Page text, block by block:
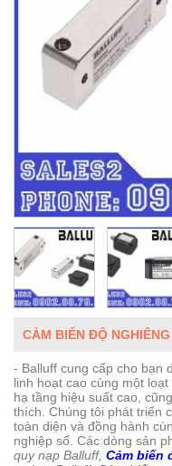
CẢM BIẾN ĐỘ
- Balluff cung cấp cho bạn
linh hoạt cao cùng một
hạ tầng hiệu suất cao,
thích. Chúng tôi phát triển
toàn diện và đồng hành
nghiệp số. Các dòng sản
quy nạp Balluff, Cảm biến